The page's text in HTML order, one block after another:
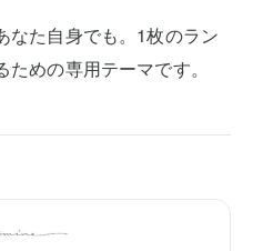
なた自身でも。1枚のラン
めの専用テーマです。